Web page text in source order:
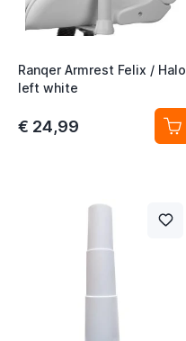
Ranqer Armrest Felix / Halo
left white
€ 24,99